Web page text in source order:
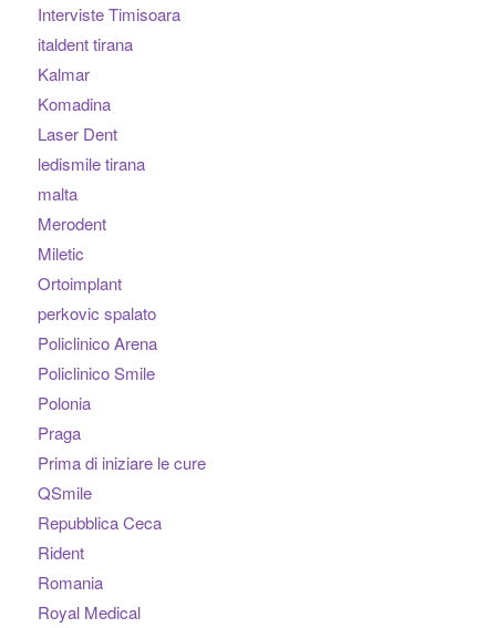
Interviste Timisoara
italdent tirana
Kalmar
Komadina
Laser Dent
ledismile tirana
malta
Merodent
Miletic
Ortoimplant
perkovic spalato
Policlinico Arena
Policlinico Smile
Polonia
Praga
Prima di iniziare le cure
QSmile
Repubblica Ceca
Rident
Romania
Royal Medical